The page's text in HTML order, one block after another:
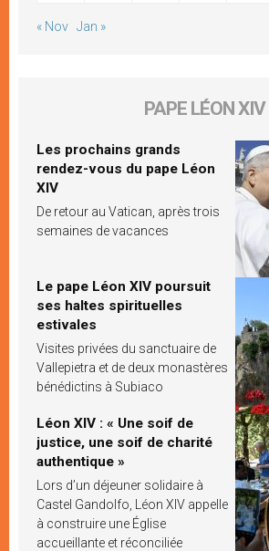
« Nov Jan »
PAPE LÉON XIV
Les prochains grands
rendez-vous du pape Léon
XIV
De retour au Vatican, après trois
semaines de vacances
Le pape Léon XIV poursuit
ses haltes spirituelles
estivales
Visites privées du sanctuaire de
Vallepietra et de deux monastères
bénédictins à Subiaco
Léon XIV : « Une soif de
justice, une soif de charité
authentique »
Lors d’un déjeuner solidaire à
Castel Gandolfo, Léon XIV appelle
à construire une Église
accueillante et réconciliée